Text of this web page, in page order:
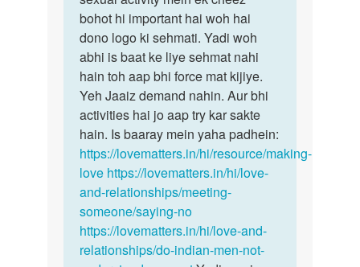
se…
by
Karim
bohot hi important hai woh hai
dono logo ki sehmati. Yadi woh
abhi is baat ke liye sehmat nahi
hain toh aap bhi force mat kijiye.
Yeh Jaaiz demand nahin. Aur bhi
activities hai jo aap try kar sakte
hain. Is baaray mein yaha padhein:
https://lovematters.in/hi/resource/making-
love https://lovematters.in/hi/love-
and-relationships/meeting-
someone/saying-no
https://lovematters.in/hi/love-and-
relationships/do-indian-men-not-